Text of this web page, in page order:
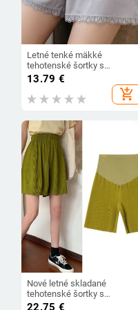
Letné tenké mäkké
tehotenské šortky s
elastickým pásom a
oblečenie pre tehotné ženy
13.79 €
add_shopping_cart
Nové letné skladané
tehotenské šortky s
vysokým pásom a širokými
22.75 €